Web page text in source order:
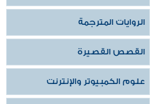
الروايات المترجمة
القصص القصيرة
علوم الكمبيوتر والإنترنت